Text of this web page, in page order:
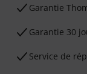
Ga­ran­tie
Garantie 30
Service de